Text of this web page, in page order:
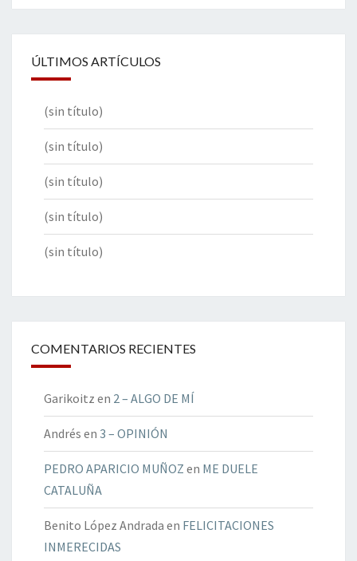
ÚLTIMOS ARTÍCULOS
(sin título)
(sin título)
(sin título)
(sin título)
(sin título)
COMENTARIOS RECIENTES
Garikoitz en 2 – ALGO DE MÍ
Andrés en 3 – OPINIÓN
PEDRO APARICIO MUÑOZ en ME DUELE
CATALUÑA
Benito López Andrada en FELICITACIONES
INMERECIDAS